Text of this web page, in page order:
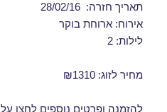
תאריך חזרה: 28/02/16
אירוח: ארוחת בוקר
לילות: 2
מחיר לזוג: ₪1310
להזמנה ופרטים נוספים לחצו על